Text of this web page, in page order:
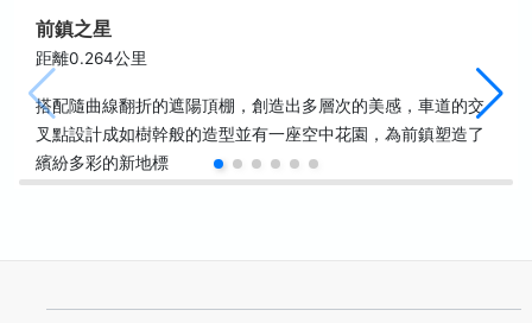
前鎮之星
距離0.264公里
搭配隨曲線翻折的遮陽頂棚，創造出多層次的美感，車道的交
叉點設計成如樹幹般的造型並有一座空中花園，為前鎮塑造了
繽紛多彩的新地標